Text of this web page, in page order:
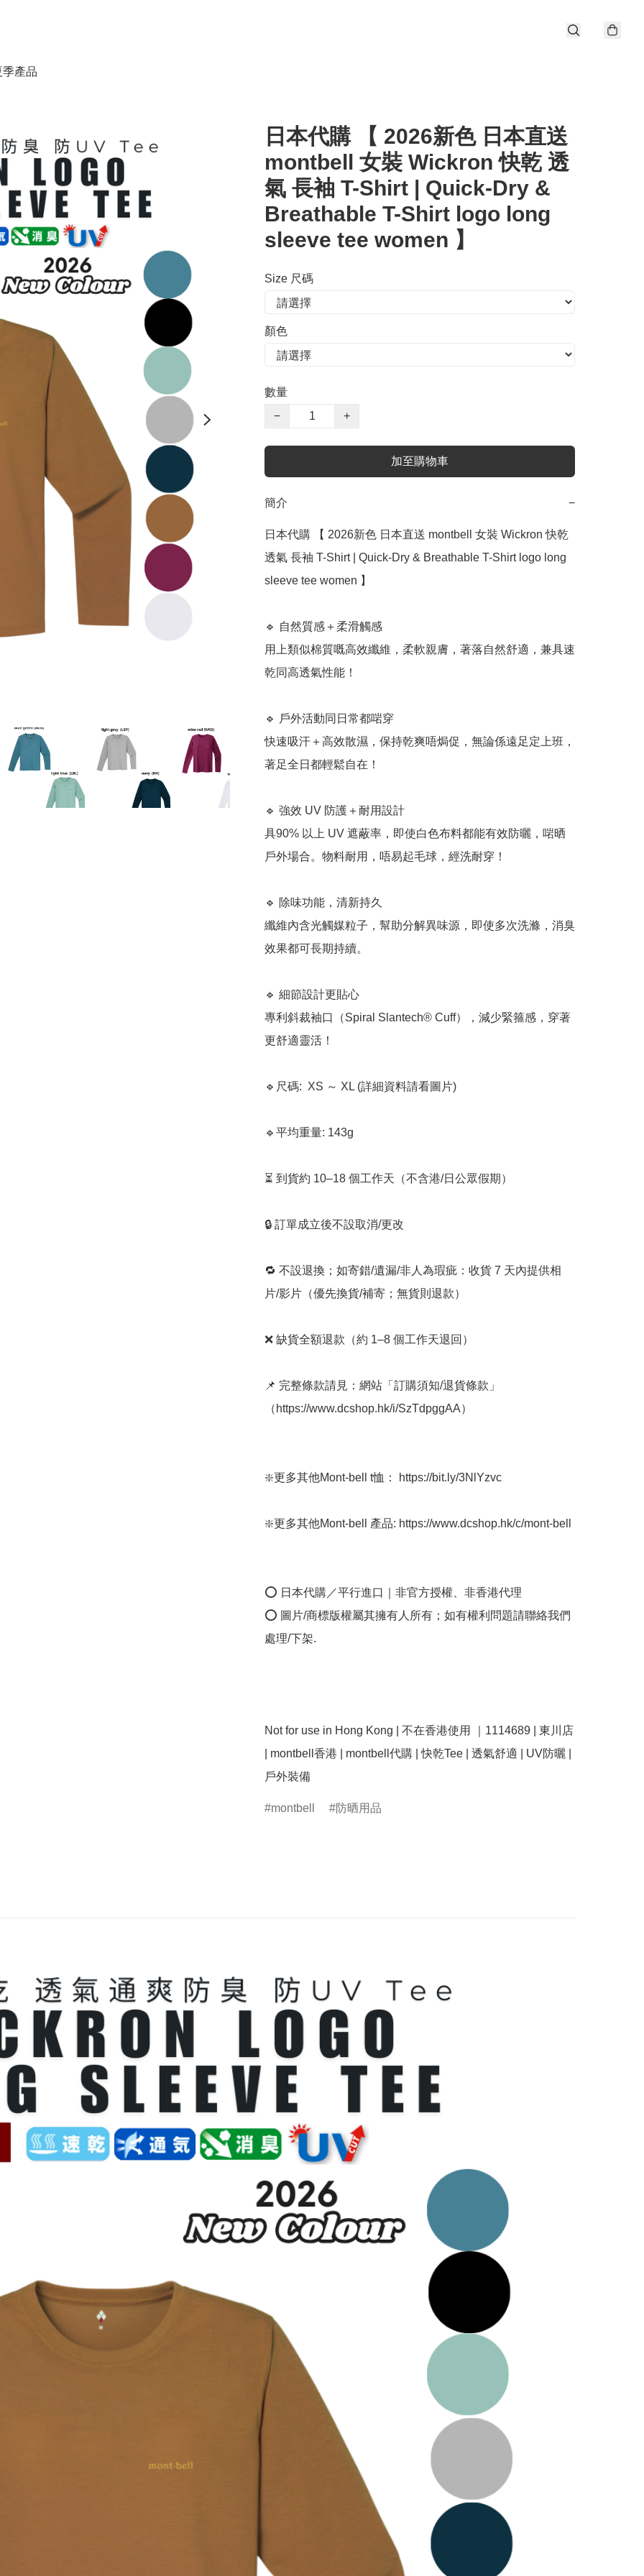
產品
日本代購 【 2026新色 日本直送
montbell 女裝 Wickron 快乾 透
氣 長袖 T-Shirt | Quick-Dry &
Breathable T-Shirt logo long
sleeve tee women 】
Size 尺碼
顏色
數量
−
+
加至購物車
簡介 −
日本代購 【 2026新色 日本直送 montbell 女裝 Wickron 快乾
透氣 長袖 T-Shirt | Quick-Dry & Breathable T-Shirt logo long
sleeve tee women 】
🔹 自然質感＋柔滑觸感
用上類似棉質嘅高效纖維，柔軟親膚，著落自然舒適，兼具速
乾同高透氣性能！
🔹 戶外活動同日常都啱穿
快速吸汗＋高效散濕，保持乾爽唔焗促，無論係遠足定上班，
著足全日都輕鬆自在！
🔹 強效 UV 防護＋耐用設計
具90% 以上 UV 遮蔽率，即使白色布料都能有效防曬，啱晒
戶外場合。物料耐用，唔易起毛球，經洗耐穿！
🔹 除味功能，清新持久
纖維內含光觸媒粒子，幫助分解異味源，即使多次洗滌，消臭
效果都可長期持續。
🔹 細節設計更貼心
專利斜裁袖口（Spiral Slantech® Cuff），減少緊箍感，穿著
更舒適靈活！
🔹尺碼:  XS ～ XL (詳細資料請看圖片)
🔹平均重量: 143g
⏳ 到貨約 10–18 個工作天（不含港/日公眾假期）
🔒 訂單成立後不設取消/更改
🔁 不設退換；如寄錯/遺漏/非人為瑕疵：收貨 7 天內提供相
片/影片（優先換貨/補寄；無貨則退款）
❌ 缺貨全額退款（約 1–8 個工作天退回）
📌 完整條款請見：網站「訂購須知/退貨條款」
（https://www.dcshop.hk/i/SzTdpggAA）
❇️更多其他Mont-bell t恤： https://bit.ly/3NlYzvc
❇️更多其他Mont-bell 產品: https://www.dcshop.hk/c/mont-bell
⭕ 日本代購／平行進口｜非官方授權、非香港代理
⭕ 圖片/商標版權屬其擁有人所有；如有權利問題請聯絡我們
處理/下架.
Not for use in Hong Kong | 不在香港使用 ｜1114689 | 東川店
| montbell香港 | montbell代購 | 快乾Tee | 透氣舒適 | UV防曬 |
montbell 防晒用品